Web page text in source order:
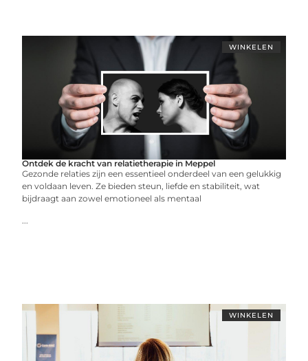
WINKELEN
Ontdek de kracht van relatietherapie in Meppel
Gezonde relaties zijn een essentieel onderdeel van een gelukkig
en voldaan leven. Ze bieden steun, liefde en stabiliteit, wat
bijdraagt aan zowel emotioneel als mentaal
...
WINKELEN